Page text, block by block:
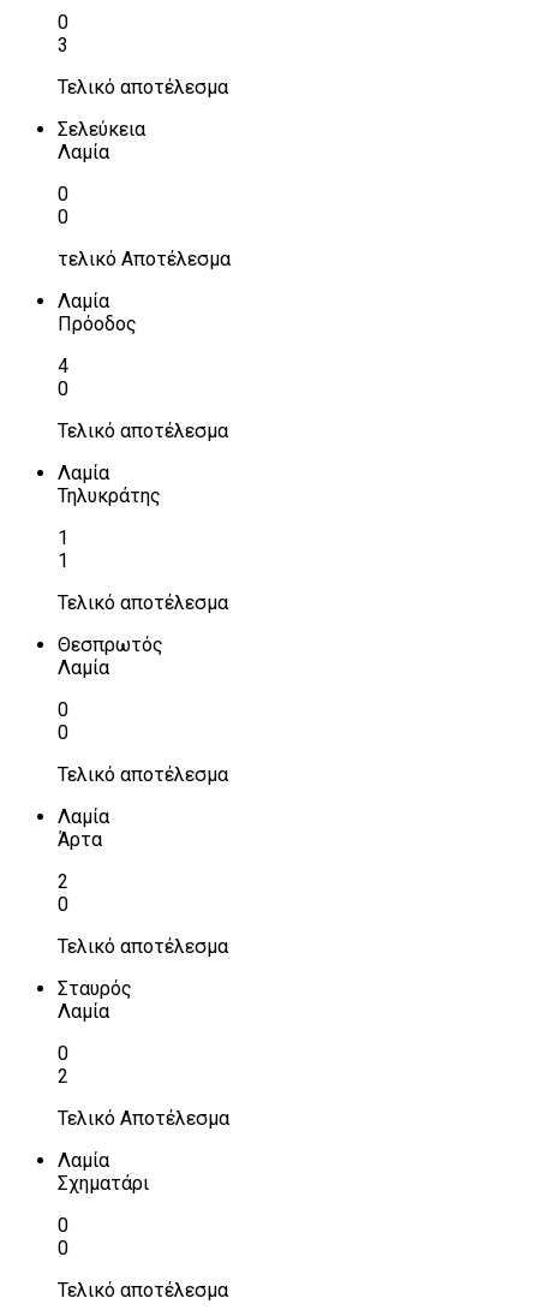
0
3
Τελικό αποτέλεσμα
Σελεύκεια
Λαμία
0
0
τελικό Αποτέλεσμα
Λαμία
Πρόοδος
4
0
Τελικό αποτέλεσμα
Λαμία
Τηλυκράτης
1
1
Τελικό αποτέλεσμα
Θεσπρωτός
Λαμία
0
0
Τελικό αποτέλεσμα
Λαμία
Άρτα
2
0
Τελικό αποτέλεσμα
Σταυρός
Λαμία
0
2
Τελικό Αποτέλεσμα
Λαμία
Σχηματάρι
0
0
Τελικό αποτέλεσμα